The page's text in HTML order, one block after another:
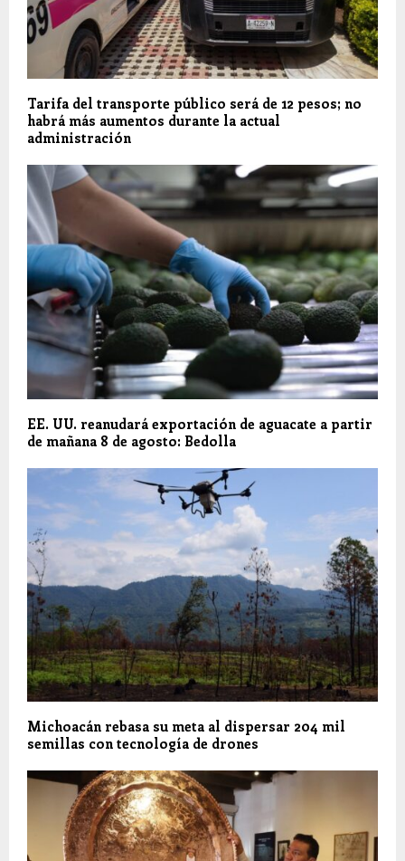
Tarifa del transporte público será de 12 pesos; no
habrá más aumentos durante la actual
administración
EE. UU. reanudará exportación de aguacate a partir
de mañana 8 de agosto: Bedolla
Michoacán rebasa su meta al dispersar 204 mil
semillas con tecnología de drones